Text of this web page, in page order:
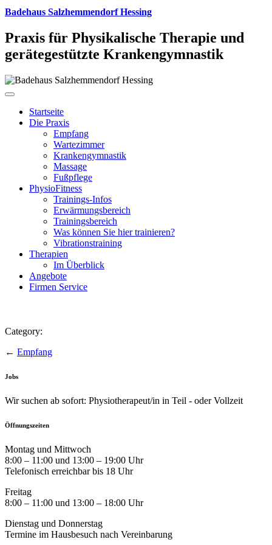
Badehaus Salzhemmendorf Hessing
Praxis für Physikalische Therapie und
gerätegestützte Krankengymnastik
Startseite
Die Praxis
Empfang
Wartezimmer
Krankengymnastik
Massage
Fußpflege
PhysioFitness
Trainings-Infos
Erwärmungsbereich
Trainingsbereich
Was können Sie hier trainieren?
Vibrationstraining
Therapien
Im Überblick
Angebote
Firmen Service
Category:
← Empfang
Jobs
Wir suchen ab sofort: Physiotherapeut/in in Teil - oder Vollzeit
Öffnungszeiten
Montag und Mittwoch
8:00 – 11:00 und 13:00 – 19:00 Uhr
Telefonisch erreichbar bis 18 Uhr
Freitag
8:00 – 11:00 und 13:00 – 18:00 Uhr
Dienstag und Donnerstag
Termine im Hausbesuch nach Vereinbarung